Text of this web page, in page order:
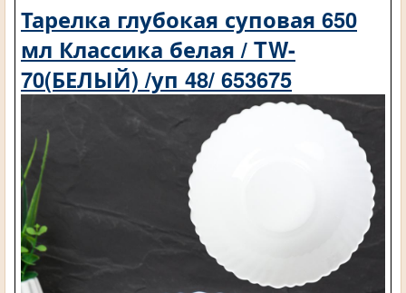
Тарелка глубокая суповая 650
мл Классика белая / TW-
70(БЕЛЫЙ) /уп 48/ 653675